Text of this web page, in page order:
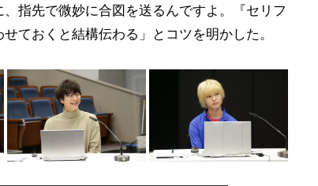
指先で微妙に合図を送るんですよ。『セリフ
ておくと結構伝わる」とコツを明かした。